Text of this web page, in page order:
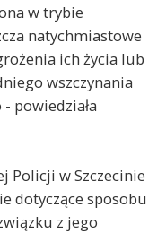
w trybie
natychmiastowe
ich życia lub
wszczynania
powiedziała
Policji w Szczecinie
dotyczące sposobu
z jego